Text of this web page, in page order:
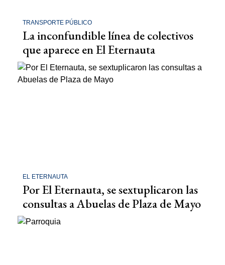
TRANSPORTE PÚBLICO
La inconfundible línea de colectivos
que aparece en El Eternauta
EL ETERNAUTA
Por El Eternauta, se sextuplicaron las
consultas a Abuelas de Plaza de Mayo